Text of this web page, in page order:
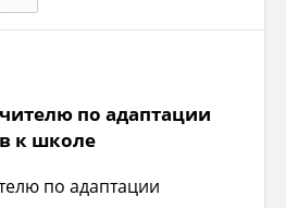
по адаптации
к школе
по адаптации